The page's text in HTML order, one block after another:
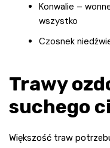
Konwalie –
wszystko
Czosnek
Trawy
suchego
Większość traw